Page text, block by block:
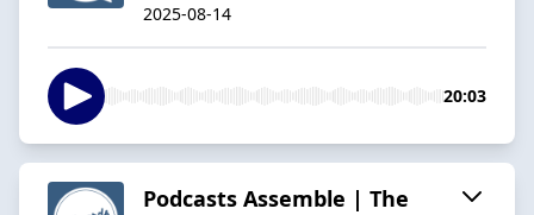
2025-08-14
20:03
Podcasts Assemble | The